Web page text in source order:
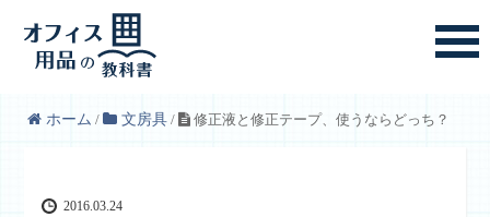
ホーム / 文房具 / 修正液と修正テープ、使うならどっち？
2016.03.24